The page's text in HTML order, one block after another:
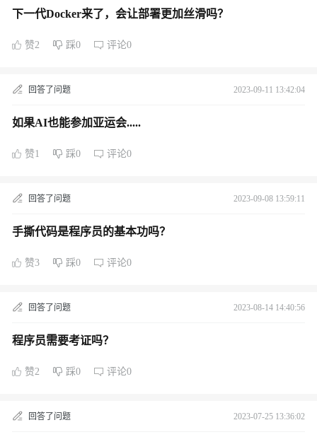
下一代Docker来了，会让部署更加丝滑吗？
赞2 踩0 评论0
回答了问题 2023-09-11 13:42:04
如果AI也能参加亚运会.....
赞1 踩0 评论0
回答了问题 2023-09-08 13:59:11
手撕代码是程序员的基本功吗？
赞3 踩0 评论0
回答了问题 2023-08-14 14:40:56
程序员需要考证吗？
赞2 踩0 评论0
回答了问题 2023-07-25 13:36:02